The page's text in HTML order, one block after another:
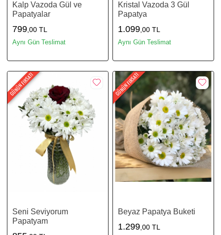
Kalp Vazoda Gül ve
Papatyalar
799,00 TL
Aynı Gün Teslimat
Kristal Vazoda 3 Gül
Papatya
1.099,00 TL
Aynı Gün Teslimat
GÜNÜN FIRSATI
Seni Seviyorum
Papatyam
GÜNÜN FIRSATI
Beyaz Papatya Buketi
1.299,00 TL